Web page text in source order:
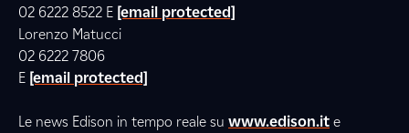
02 6222 8522 E [email protected]
Lorenzo Matucci
02 6222 7806
E [email protected]
Le news Edison in tempo reale su www.edison.it e